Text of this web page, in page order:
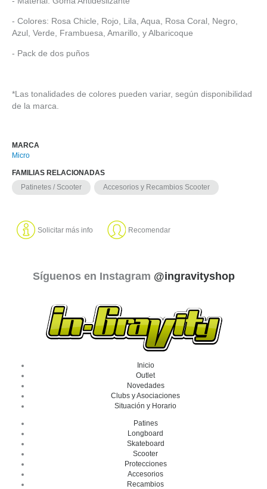
- Colores: Rosa Chicle, Rojo, Lila, Aqua, Rosa Coral, Negro,
Azul, Verde, Frambuesa, Amarillo, y Albaricoque
- Pack de dos puños
*Las tonalidades de colores pueden variar, según disponibilidad
de la marca.
MARCA
Micro
FAMILIAS RELACIONADAS
Patinetes / Scooter
Accesorios y Recambios Scooter
Solicitar más info Recomendar
Síguenos en Instagram @ingravityshop
Inicio
Outlet
Novedades
Clubs y Asociaciones
Situación y Horario
Patines
Longboard
Skateboard
Scooter
Protecciones
Accesorios
Recambios